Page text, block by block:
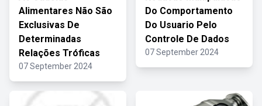
Alimentares Não São
Exclusivas De
Determinadas
Relações Tróficas
07 September 2024
Do Comportamento
Do Usuario Pelo
Controle De Dados
07 September 2024